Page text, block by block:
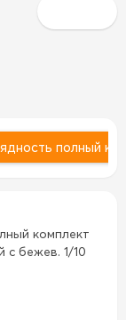
полный
комплект
с бежев. 1/10